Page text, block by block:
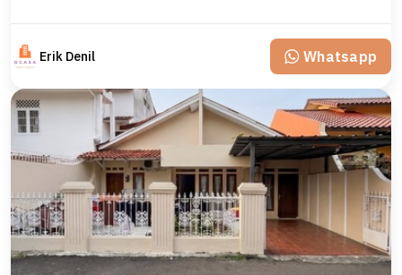
Erik Denil Whatsapp